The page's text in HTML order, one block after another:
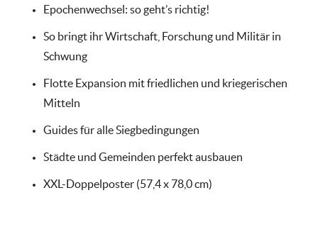
Epochenwechsel: so geht’s richtig!
So bringt ihr Wirtschaft, Forschung und Militär in
Schwung
Flotte Expansion mit friedlichen und kriegerischen
Mitteln
Guides für alle Siegbedingungen
Städte und Gemeinden perfekt ausbauen
XXL-Doppelposter (57,4 x 78,0 cm)